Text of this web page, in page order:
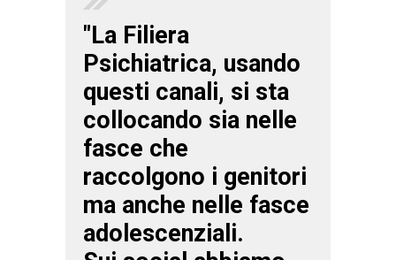
"La Filiera
Psichiatrica, usando
questi canali, si sta
collocando sia nelle
fasce che
raccolgono i genitori
ma anche nelle fasce
adolescenziali.